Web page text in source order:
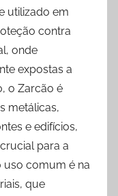
utilizado em
contra
onde
expostas a
o Zarcão é
metálicas,
e edifícios,
para a
uso comum é na
que